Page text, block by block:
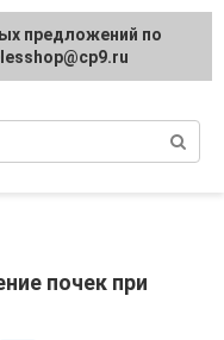
почек при
предложений по